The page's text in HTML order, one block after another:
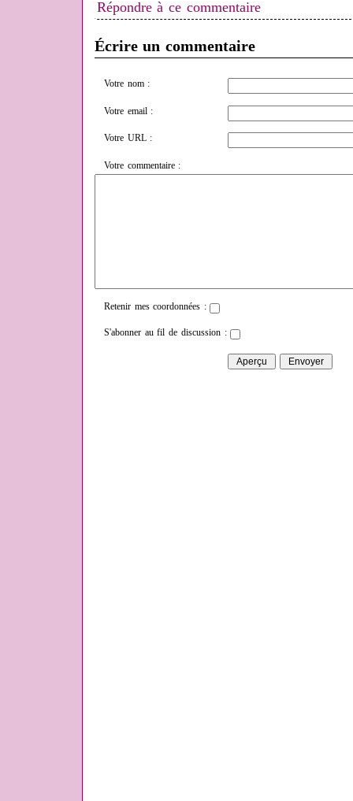
Répondre à ce commentaire
Écrire un commentaire
Votre nom :
Votre email :
Votre URL :
Votre commentaire :
Retenir mes coordonnées :
S'abonner au fil de discussion :